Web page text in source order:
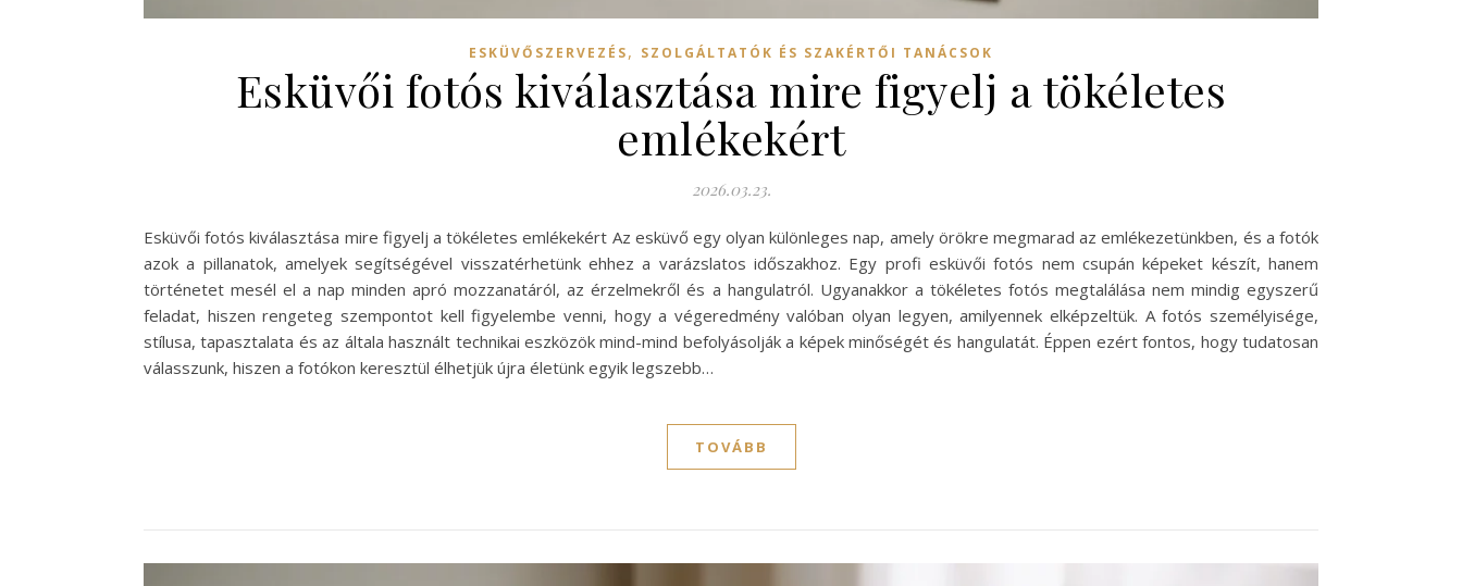
ESKÜVŐSZERVEZÉS, SZOLGÁLTATÓK ÉS SZAKÉRTŐI TANÁCSOK
Esküvői fotós kiválasztása mire figyelj a tökéletes
emlékekért
2026.03.23.
Esküvői fotós kiválasztása mire figyelj a tökéletes emlékekért Az esküvő egy olyan különleges nap, amely örökre megmarad az emlékezetünkben, és a fotók
azok a pillanatok, amelyek segítségével visszatérhetünk ehhez a varázslatos időszakhoz. Egy profi esküvői fotós nem csupán képeket készít, hanem
történetet mesél el a nap minden apró mozzanatáról, az érzelmekről és a hangulatról. Ugyanakkor a tökéletes fotós megtalálása nem mindig egyszerű
feladat, hiszen rengeteg szempontot kell figyelembe venni, hogy a végeredmény valóban olyan legyen, amilyennek elképzeltük. A fotós személyisége,
stílusa, tapasztalata és az általa használt technikai eszközök mind-mind befolyásolják a képek minőségét és hangulatát. Éppen ezért fontos, hogy tudatosan
válasszunk, hiszen a fotókon keresztül élhetjük újra életünk egyik legszebb…
TOVÁBB